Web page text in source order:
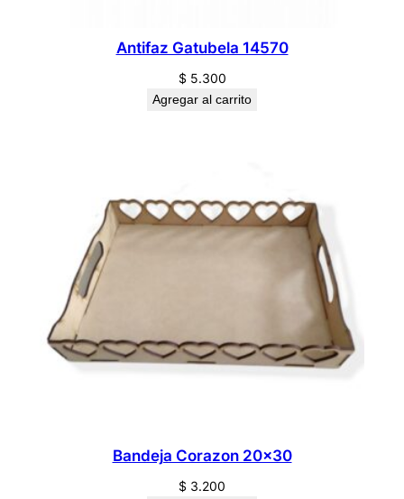
Antifaz Gatubela 14570
$5.300
Agregar al carrito
Bandeja Corazon 20×30
$ 3.200